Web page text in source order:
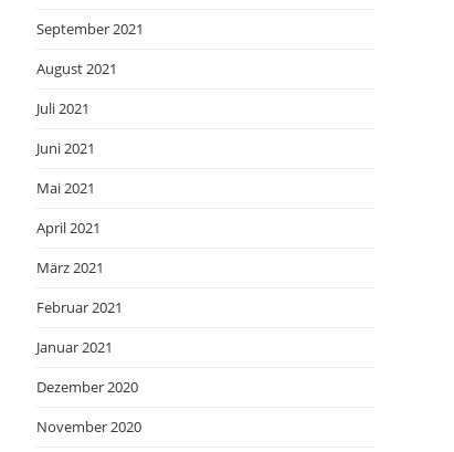
September 2021
August 2021
Juli 2021
Juni 2021
Mai 2021
April 2021
März 2021
Februar 2021
Januar 2021
Dezember 2020
November 2020